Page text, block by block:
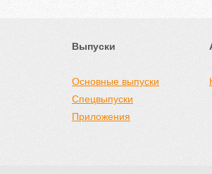
Выпуски
Основные выпуски
Спецвыпуски
Приложения